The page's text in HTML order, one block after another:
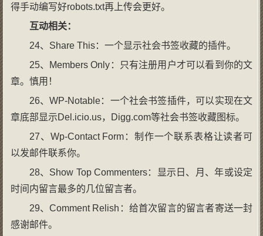
得手动编写好robots.txt再上传会更好。
互动相关：
24、Share This：一个显示社会书签收藏的插件。
25、Members Only：只有注册用户才可以看到你的文
章。慎用！
26、WP-Notable：一个社会书签插件，可以实现在文
章底部显示Del.icio.us，Digg.com等社会书签收藏图标。
27、Wp-Contact Form：制作一个联系表格让读者可
以发邮件联系你。
28、Show Top Commenters：显示日、月、年或设定
时间内留言最多的几位留言者。
29、Comment Relish：给首次留言的留言者寄送一封
感谢邮件。